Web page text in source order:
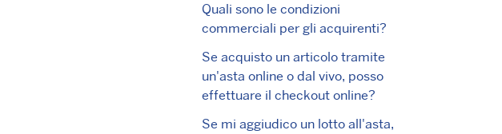
Quali sono le condizioni
commerciali per gli acquirenti?
Se acquisto un articolo tramite
un'asta online o dal vivo, posso
effettuare il checkout online?
Se mi aggiudico un lotto all'asta,